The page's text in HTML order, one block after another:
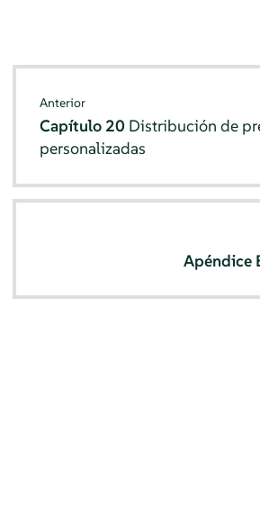
Anterior
Capítulo 20 Distribución de
personalizadas
Apéndice